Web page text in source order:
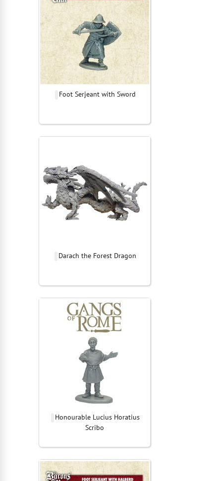
Foot Serjeant with Sword
Darach the Forest Dragon
Honourable Lucius Horatius
Scribo